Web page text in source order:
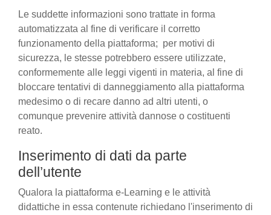
Le suddette informazioni sono trattate in forma
automatizzata al fine di verificare il corretto
funzionamento della piattaforma; per motivi di
sicurezza, le stesse potrebbero essere utilizzate,
conformemente alle leggi vigenti in materia, al fine di
bloccare tentativi di danneggiamento alla piattaforma
medesimo o di recare danno ad altri utenti, o
comunque prevenire attività dannose o costituenti
reato.
Inserimento di dati da parte
dell’utente
Qualora la piattaforma e-Learning e le attività
didattiche in essa contenute richiedano l'inserimento di